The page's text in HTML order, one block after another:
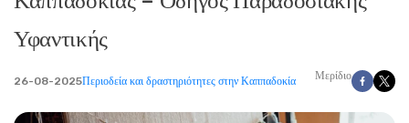
Υφαντικής
26-08-2025Περιοδεία και δραστηριότητες στην Καππαδοκία Μερίδιο